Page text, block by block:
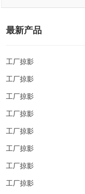
最新产品
工厂掠影
工厂掠影
工厂掠影
工厂掠影
工厂掠影
工厂掠影
工厂掠影
工厂掠影